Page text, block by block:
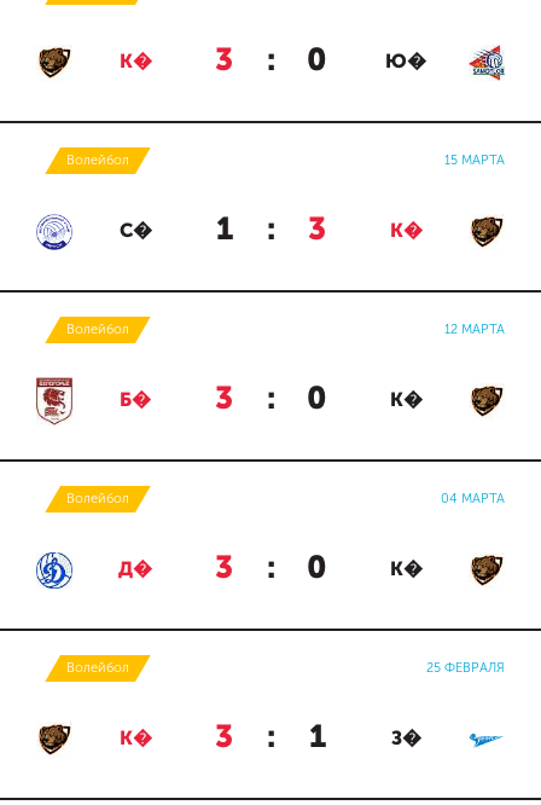
К� 3 : 0 Ю�
Волейбол 15 МАРТА
С� 1 : 3 К�
Волейбол 12 МАРТА
Б� 3 : 0 К�
Волейбол 04 МАРТА
Д� 3 : 0 К�
Волейбол 25 ФЕВРАЛЯ
К� 3 : 1 З�